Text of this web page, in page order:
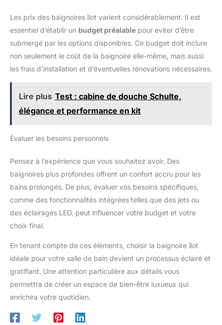
Les prix des baignoires îlot varient considérablement. Il est
essentiel d’établir un budget préalable pour éviter d’être
submergé par les options disponibles. Ce budget doit inclure
non seulement le coût de la baignoire elle-même, mais aussi
les frais d’installation et d’éventuelles rénovations nécessaires.
Lire plus Test : cabine de douche Schulte,
élégance et performance en kit
Évaluer les besoins personnels
Pensez à l’expérience que vous souhaitez avoir. Des
baignoires plus profondes offrent un confort accru pour les
bains prolongés. De plus, évaluer vos besoins spécifiques,
comme des fonctionnalités intégrées telles que des jets ou
des éclairages LED, peut influencer votre budget et votre
choix final.
En tenant compte de ces éléments, choisir la baignoire îlot
idéale pour votre salle de bain devient un processus éclairé et
gratifiant. Une attention particulière aux détails vous
permettra de créer un espace de bien-être luxueux qui
enrichira votre quotidien.